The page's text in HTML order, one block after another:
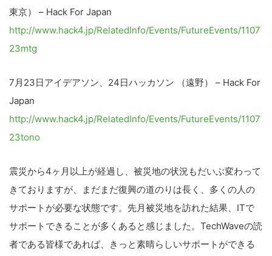
東京） – Hack For Japan
http://www.hack4.jp/RelatedInfo/Events/FutureEvents/1107
23mtg
7月23日アイデアソン、24日ハッカソン （遠野） – Hack For
Japan
http://www.hack4.jp/RelatedInfo/Events/FutureEvents/1107
23tono
震災から4ヶ月以上が経過し、被災地の状況もだいぶ変わって
きておりますが、まだまだ復興の道のりは長く、多くの人の
サポートが必要な状態です。先月被災地を訪れた結果、ITで
サポートできることが多くあると感じました。TechWaveの読
者である皆様であれば、きっと素晴らしいサポートができる